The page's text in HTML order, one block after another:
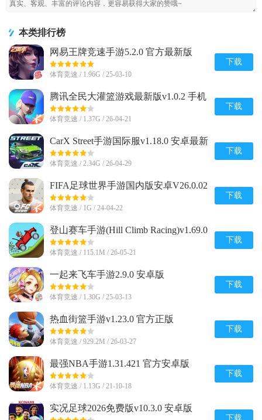
本类排行榜
网易王牌竞速手游5.2.0 官方最新版
体育竞速 / 1.96G / 25-03-10
下载
腾讯全民大灌篮游戏最新版v1.0.2 手机
官方版
体育竞速 / 1.37G / 26-04-21
下载
CarX Street手游国际服v1.18.0 安卓最新
版
体育竞速 / 2.34G / 26-04-29
下载
FIFA足球世界手游国内版安卓V26.0.02
官方最新版
体育竞速 / 1G / 24-04-22
下载
登山赛车手游(Hill Climb Racing)v1.69.0
安卓正版
体育竞速 / 115.1M / 26-05-21
下载
一起来飞车手游2.9.0 安卓版
体育竞速 / 1.30G / 25-03-13
下载
热血街篮手游v1.23.0 官方正版
体育竞速 / 929.2M / 26-03-27
下载
最强NBA手游1.31.421 官方安卓版
体育竞速 / 1.13G / 21-10-18
下载
实况足球2026免费版v10.3.0 安卓版
下载